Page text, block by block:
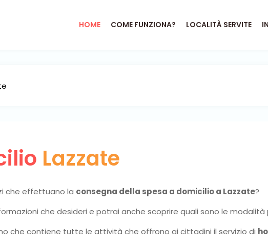
HOME COME FUNZIONA? LOCALITÀ SERVITE
Lazzate
che effettuano la consegna della spesa a domicilio a Lazzate?
che desideri e potrai anche scoprire quali sono le
che contiene tutte le attività che offrono ai cittadini il servizio di